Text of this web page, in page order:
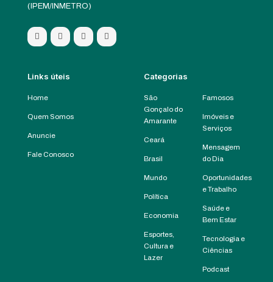
(IPEM/INMETRO)
Links úteis
Home
Quem Somos
Anuncie
Fale Conosco
Categorias
São
Gonçalo do
Amarante
Ceará
Brasil
Mundo
Política
Economia
Esportes,
Cultura e
Lazer
Famosos
Imóveis e
Serviços
Mensagem
do Dia
Oportunidades
e Trabalho
Saúde e
Bem Estar
Tecnologia e
Ciências
Podcast